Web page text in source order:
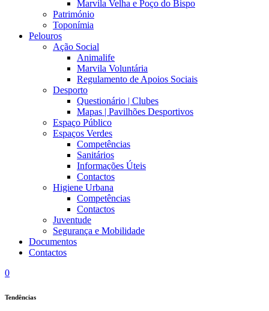
Marvila Velha e Poço do Bispo
Património
Toponímia
Pelouros
Ação Social
Animalife
Marvila Voluntária
Regulamento de Apoios Sociais
Desporto
Questionário | Clubes
Mapas | Pavilhões Desportivos
Espaço Público
Espaços Verdes
Competências
Sanitários
Informações Úteis
Contactos
Higiene Urbana
Competências
Contactos
Juventude
Segurança e Mobilidade
Documentos
Contactos
0
Tendências